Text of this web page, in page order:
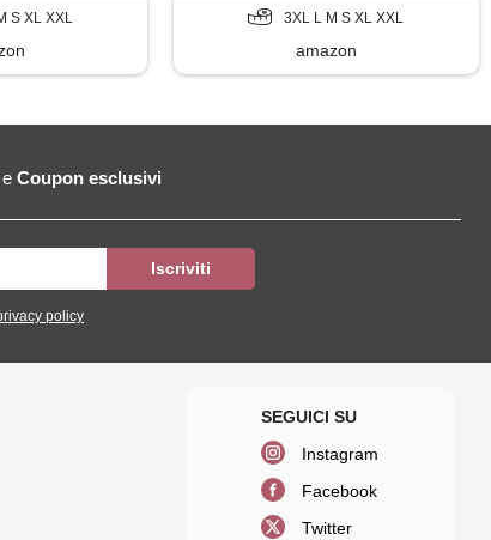
S XL XXL 3XL L M S XL XXL
amazon
e Coupon esclusivi
policy
Instagram
Facebook
Twitter